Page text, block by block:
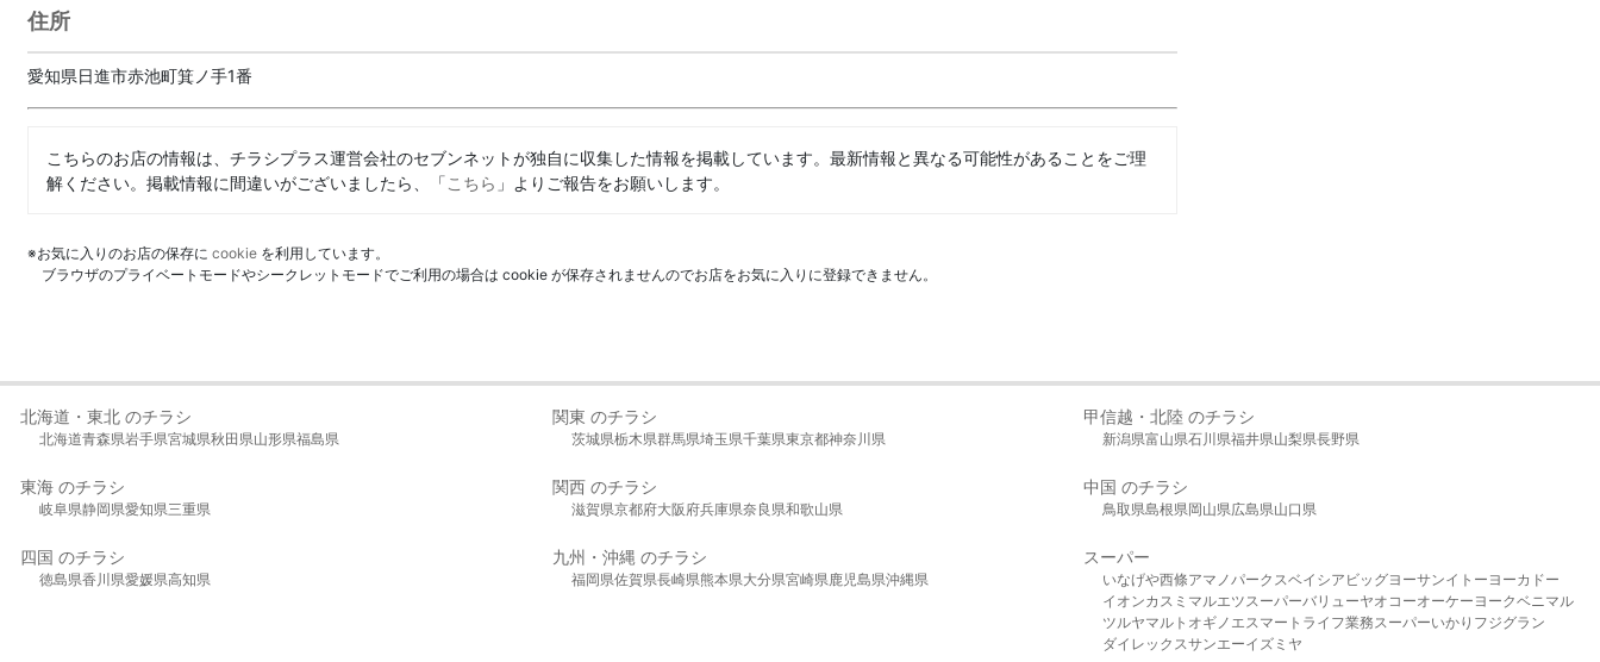
住所
愛知県日進市赤池町箕ノ手1番
こちらのお店の情報は、チラシプラス運営会社のセブンネットが独自に収集した情報を掲載しています。最新情報と異なる可能性があることをご理
解ください。掲載情報に間違いがございましたら、「こちら 」よりご報告をお願いします。
※お気に入りのお店の保存に cookie を利用しています。
ブラウザのプライベートモードやシークレットモードでご利用の場合は cookie が保存されませんのでお店をお気に入りに登録できません。
北海道・東北 のチラシ
北海道青森県岩手県宮城県秋田県山形県福島県
関東 のチラシ
茨城県栃木県群馬県埼玉県千葉県東京都神奈川県
甲信越・北陸 のチラシ
新潟県富山県石川県福井県山梨県長野県
東海 のチラシ
岐阜県静岡県愛知県三重県
関西 のチラシ
滋賀県京都府大阪府兵庫県奈良県和歌山県
中国 のチラシ
鳥取県島根県岡山県広島県山口県
四国 のチラシ
徳島県香川県愛媛県高知県
九州・沖縄 のチラシ
福岡県佐賀県長崎県熊本県大分県宮崎県鹿児島県沖縄県
スーパー
いなげや西條アマノパークスベイシア ビッグヨーサンイトーヨーカドー
イオンカスミ マルエツスーパーバリューヤオコーオーケー ヨークベニマル
ツルヤマルト オギノ エスマート ライフ業務スーパーいかり フジグラン
ダイレックスサンエーイズミヤ